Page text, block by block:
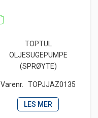
TOPTUL
OLJESUGEPUMPE
(SPRØYTE)
Varenr. TOPJJAZ0135
LES MER